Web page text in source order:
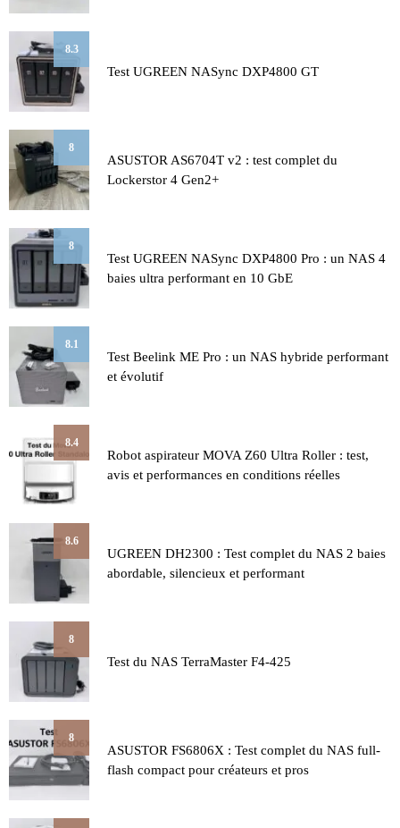
8.3
Test UGREEN NASync DXP4800 GT
8
ASUSTOR AS6704T v2 : test complet du
Lockerstor 4 Gen2+
8
Test UGREEN NASync DXP4800 Pro : un NAS 4
baies ultra performant en 10 GbE
8.1
Test Beelink ME Pro : un NAS hybride performant
et évolutif
8.4
Robot aspirateur MOVA Z60 Ultra Roller : test,
avis et performances en conditions réelles
8.6
UGREEN DH2300 : Test complet du NAS 2 baies
abordable, silencieux et performant
8
Test du NAS TerraMaster F4-425
8
ASUSTOR FS6806X : Test complet du NAS full-
flash compact pour créateurs et pros